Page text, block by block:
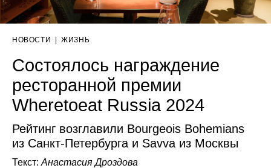
НОВОСТИ | ЖИЗНЬ
Состоялось награждение
ресторанной премии
Wheretoeat Russia 2024
Рейтинг возглавили Bourgeois Bohemians
из Санкт-Петербурга и Savva из Москвы
Текст: Анастасия Дроздова